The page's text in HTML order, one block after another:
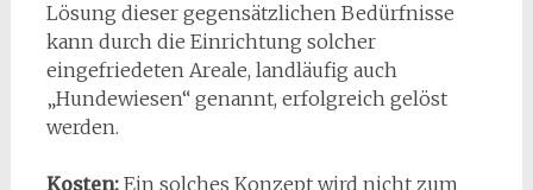
Lösung dieser gegensätzlichen Bedürfnisse
kann durch die Einrichtung solcher
eingefriedeten Areale, landläufig auch
„Hundewiesen“ genannt, erfolgreich gelöst
werden.
Kosten:Ein solches Konzept wird nicht zum